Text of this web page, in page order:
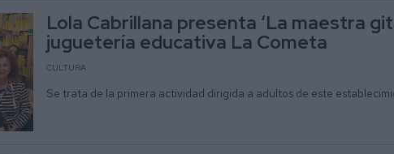
Lola Cabrillana presenta ‘La maestra
juguetería educativa La Cometa
CULTURA
Se trata de la primera actividad dirigida a adultos de este